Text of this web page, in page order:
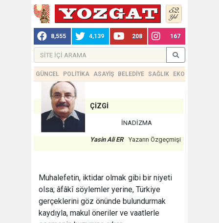
8,555 4,139 208 167
GÜNCEL POLİTİKA ASAYİŞ BELEDİYE SAĞLIK EKONOMİ
ÇİZGİ
İNADİZMA
Yasin Ali ER Yazarın Özgeçmişi
Muhalefetin, iktidar olmak gibi bir niyeti
olsa; âfâkî söylemler yerine, Türkiye
gerçeklerini göz önünde bulundurmak
kaydıyla, makul öneriler ve vaatlerle